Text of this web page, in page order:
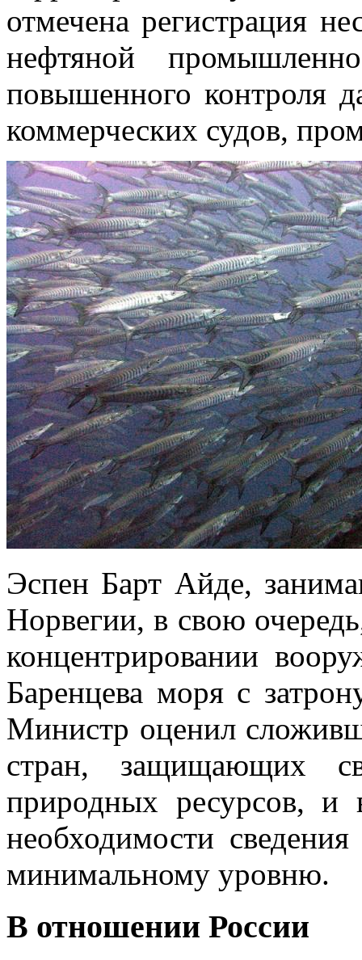
отмечена регистрация
нефтяной
повышенного контроля
коммерческих судов,
Эспен Барт Айде,
Норвегии, в свою
концентрировании
Баренцева моря с
Министр оценил
стран, защищающих
природных ресурсов, и
необходимости
минимальному уровню.
В отношении России